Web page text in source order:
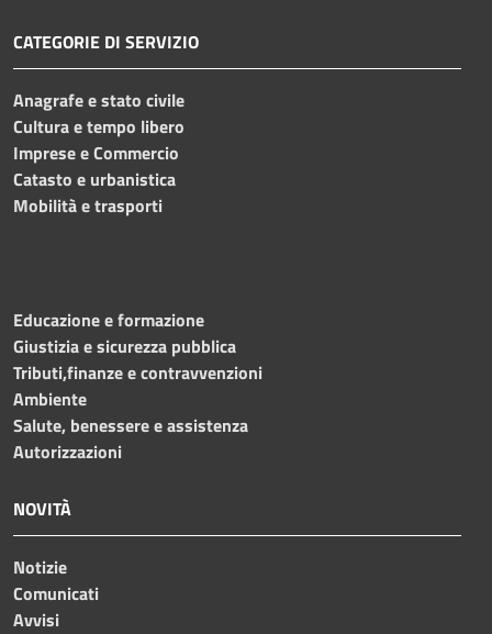
CATEGORIE DI SERVIZIO
Anagrafe e stato civile
Cultura e tempo libero
Imprese e Commercio
Catasto e urbanistica
Mobilità e trasporti
Educazione e formazione
Giustizia e sicurezza pubblica
Tributi,finanze e contravvenzioni
Ambiente
Salute, benessere e assistenza
Autorizzazioni
NOVITÀ
Notizie
Comunicati
Avvisi